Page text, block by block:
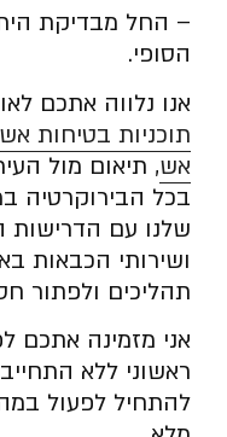
– החל מבדיקת
הסופי.
אנו נלווה אתכם
תוכניות בטיחות אש
אש, תיאום מול
בכל הבירוקרטיה
שלנו עם הדרישות
ושירותי הכבאות
תהליכים ולפתור
אני מזמינה אתכם
ראשוני ללא
להתחיל לפעול